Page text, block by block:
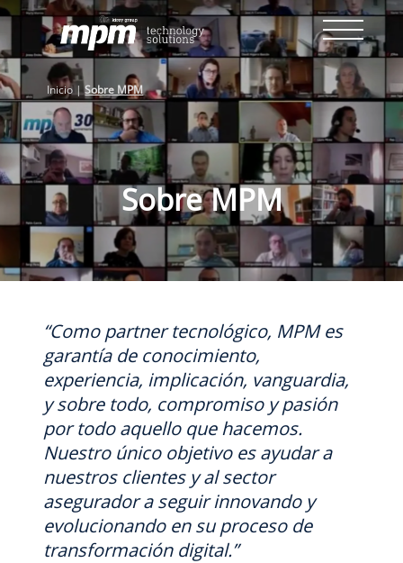
Skip
to
content
Inicio |Sobre MPM
Sobre MPM
“Como partner tecnológico, MPM es
garantía de conocimiento,
experiencia, implicación, vanguardia,
y sobre todo, compromiso y pasión
por todo aquello que hacemos.
Nuestro único objetivo es ayudar a
nuestros clientes y al sector
asegurador a seguir innovando y
evolucionando en su proceso de
transformación digital.”